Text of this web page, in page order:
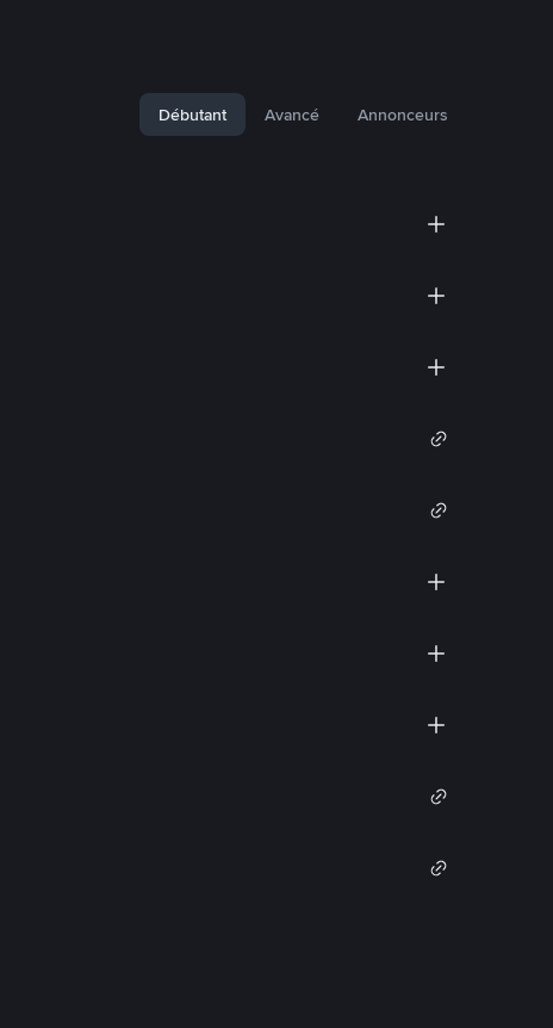
Débutant Avancé Annonceurs